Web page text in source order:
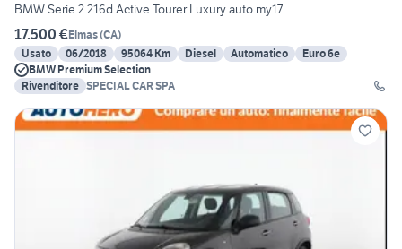
BMW Serie 2 216d Active Tourer Luxury auto my17
17.500 €Elmas(CA)
Usato
06/2018 95064 Km Diesel Automatico
Euro 6e
BMW Premium Selection
Rivenditore SPECIAL CAR SPA